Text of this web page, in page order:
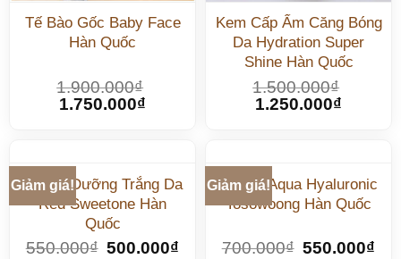
Tế Bào Gốc Baby Face
Hàn Quốc
1.900.000₫
1.750.000₫
Kem Cấp Ẩm Căng Bóng
Da Hydration Super
Shine Hàn Quốc
1.500.000₫
1.250.000₫
Giảm giá!
Serum Dưỡng Trắng Da
Red Sweetone Hàn
Quốc
550.000₫ 500.000₫
Giảm giá!
Serum Aqua Hyaluronic
Tosowoong Hàn Quốc
700.000₫ 550.000₫